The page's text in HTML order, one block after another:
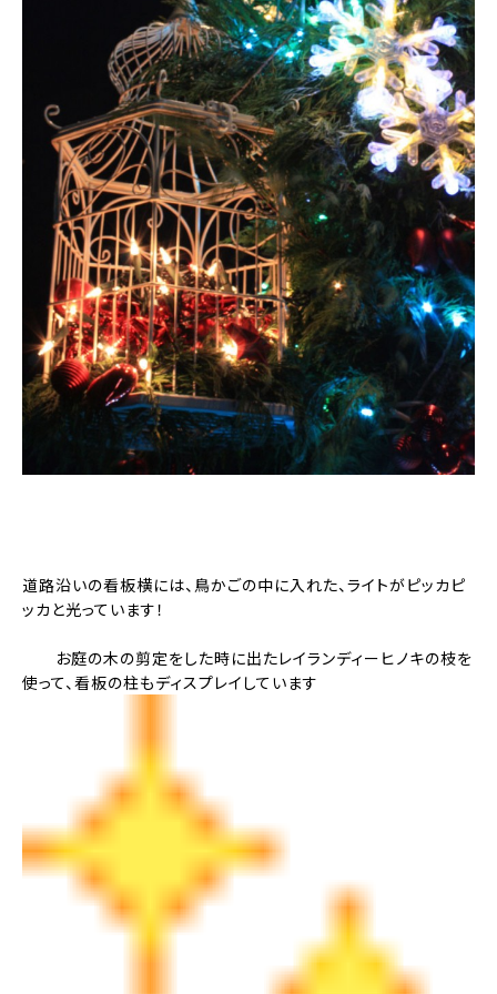
道路沿いの看板横には、鳥かごの中に入れた、ライトがピッカピ
ッカと光っています！
お庭の木の剪定をした時に出たレイランディーヒノキの枝を
使って、看板の柱もディスプレイしています